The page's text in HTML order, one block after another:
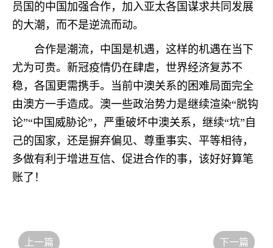
员国的中国加强合作，加入亚太各国谋求共同发展
的大潮，而不是逆流而动。
合作是潮流，中国是机遇，这样的机遇在当下
尤为可贵。新冠疫情仍在肆虐，世界经济复苏不
稳，各国更需携手。当前中澳关系的困难局面完全
由澳方一手造成。澳一些政治势力是继续渲染“脱钩
论”“中国威胁论”，严重破坏中澳关系，继续“坑”自
己的国家，还是摒弃偏见、尊重事实、平等相待，
多做有利于增进互信、促进合作的事，该好好算笔
账了！
上一篇 下一篇